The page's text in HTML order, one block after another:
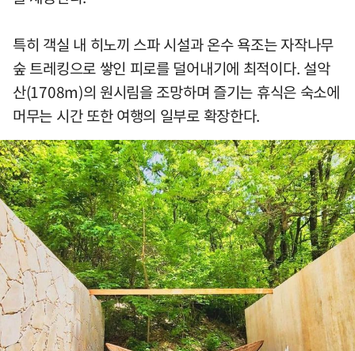
특히 객실 내 히노끼 스파 시설과 온수 욕조는 자작나무
숲 트레킹으로 쌓인 피로를 덜어내기에 최적이다. 설악
산(1708m)의 원시림을 조망하며 즐기는 휴식은 숙소에
머무는 시간 또한 여행의 일부로 확장한다.